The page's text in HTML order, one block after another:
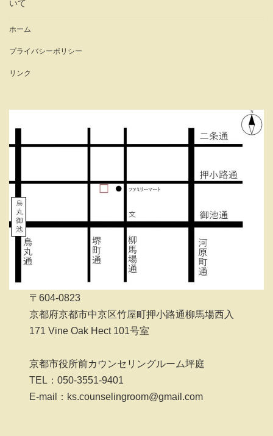
いて
ホーム
プライバシーポリシー
リンク
〒604-0823
京都府京都市中京区竹屋町押小路通柳馬場西入
171 Vine Oak Hect 101号室
京都市役所前カウンセリングルーム坪庭
TEL：050-3551-9401
E-mail：ks.counselingroom@gmail.com